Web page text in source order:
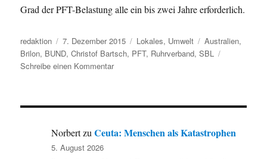
Grad der PFT-Belastung alle ein bis zwei Jahre erforderlich.
Autor
redaktion
Veröffentlicht
am
7. Dezember 2015 Kategorien
Lokales, Umwelt Schlagwörter
Australien,
Brilon, BUND,Christof Bartsch, PFT, Ruhrverband,SBL
Schreibe einen Kommentarzu
informieren
Sauerland
NorbertzuCeuta: Menschen als Katastrophen
5. August 2026